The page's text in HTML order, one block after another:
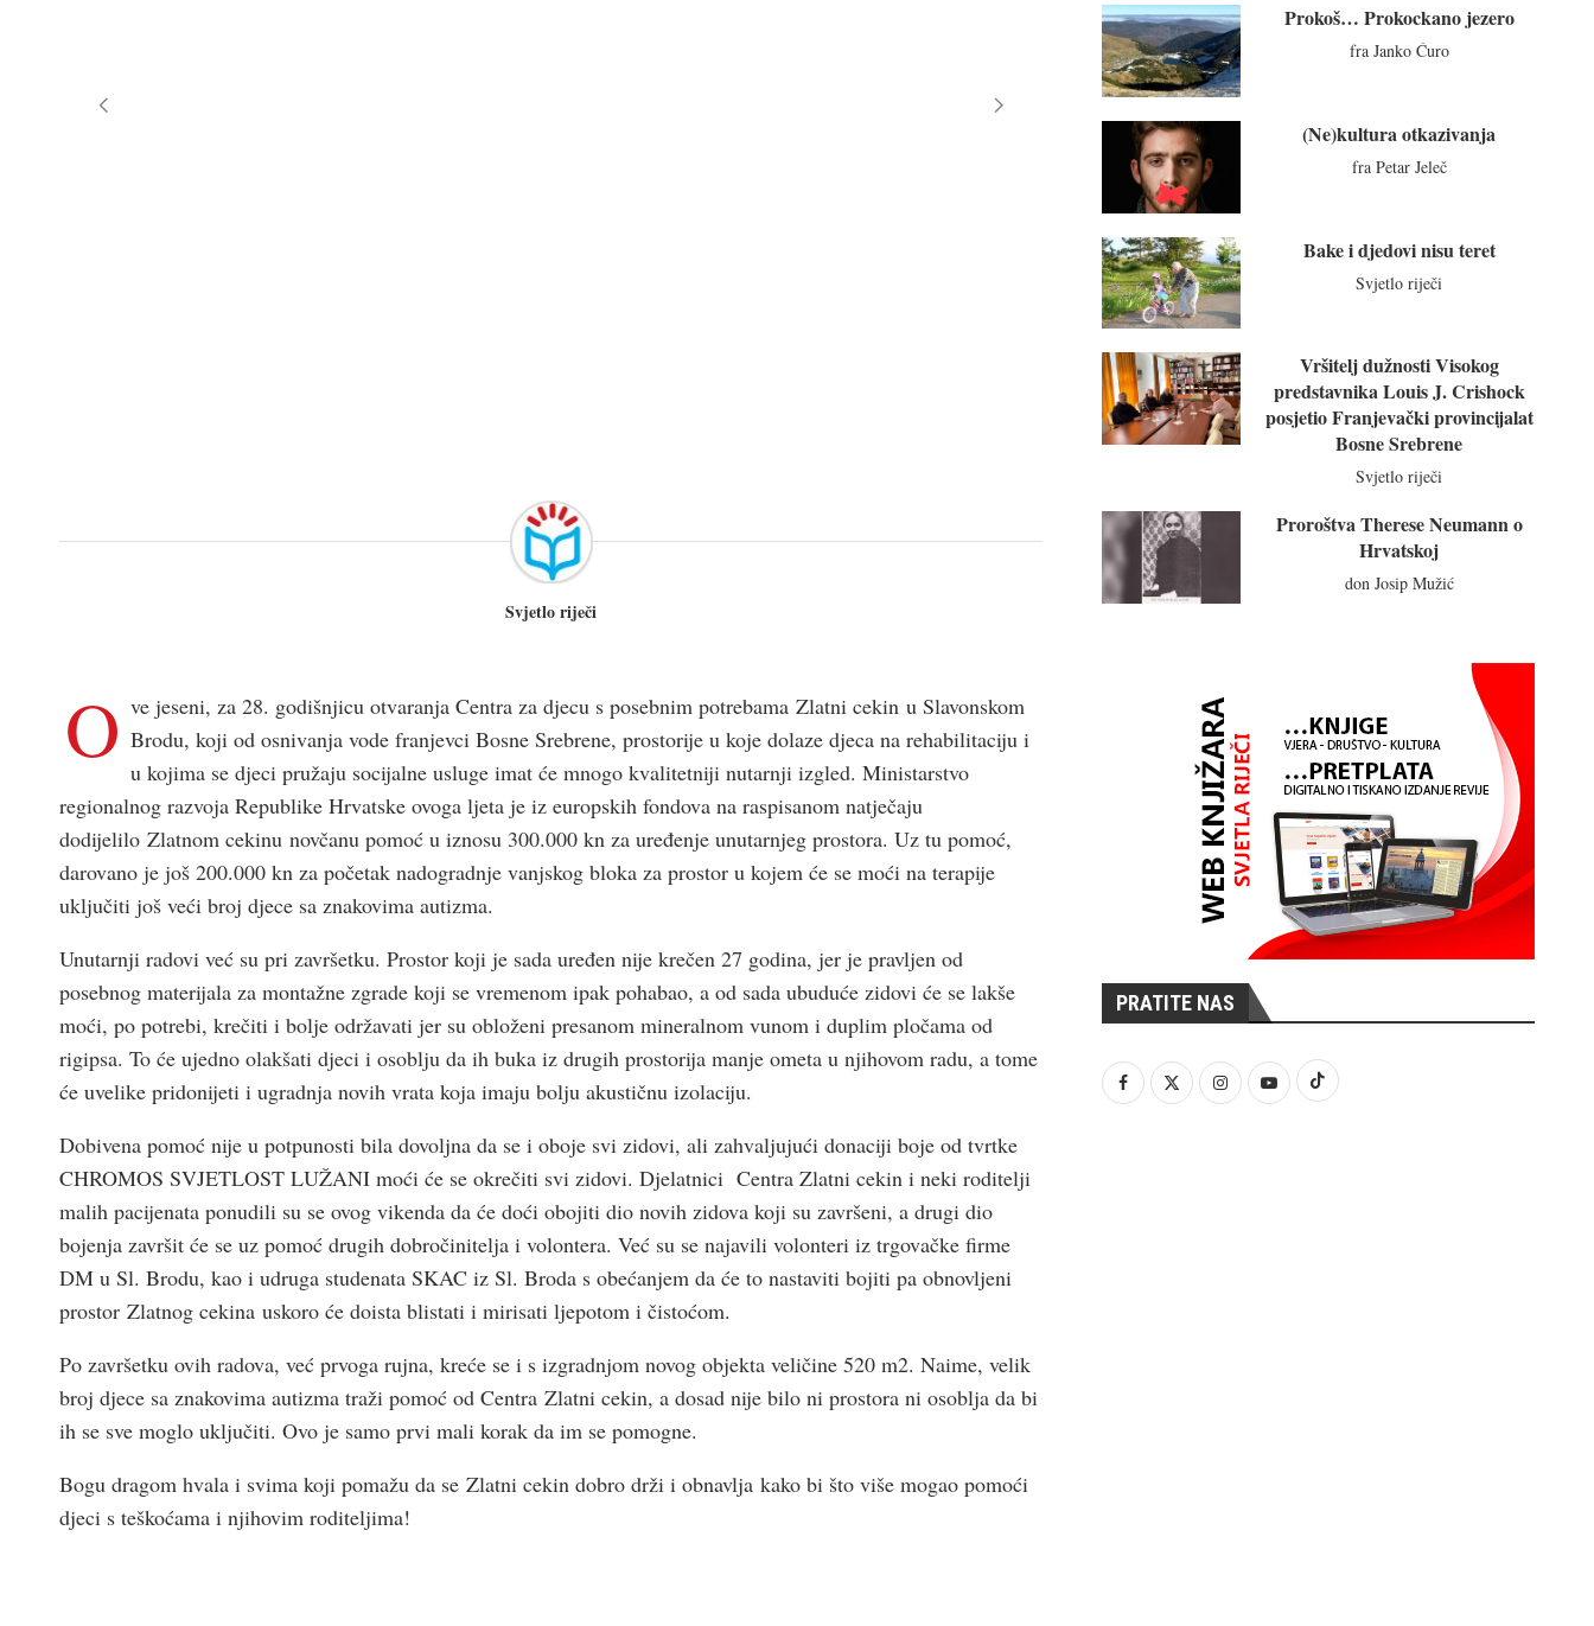
Svjetlo riječi
O ve jeseni, za 28. godišnjicu otvaranja Centra za djecu s posebnim potrebama Zlatni cekin u Slavonskom
Brodu, koji od osnivanja vode franjevci Bosne Srebrene, prostorije u koje dolaze djeca na rehabilitaciju i
u kojima se djeci pružaju socijalne usluge imat će mnogo kvalitetniji nutarnji izgled. Ministarstvo
regionalnog razvoja Republike Hrvatske ovoga ljeta je iz europskih fondova na raspisanom natječaju
dodijelilo Zlatnom cekinu novčanu pomoć u iznosu 300.000 kn za uređenje unutarnjeg prostora. Uz tu pomoć,
darovano je još 200.000 kn za početak nadogradnje vanjskog bloka za prostor u kojem će se moći na terapije
uključiti još veći broj djece sa znakovima autizma.
Unutarnji radovi već su pri završetku. Prostor koji je sada uređen nije krečen 27 godina, jer je pravljen od
posebnog materijala za montažne zgrade koji se vremenom ipak pohabao, a od sada ubuduće zidovi će se lakše
moći, po potrebi, krečiti i bolje održavati jer su obloženi presanom mineralnom vunom i duplim pločama od
rigipsa. To će ujedno olakšati djeci i osoblju da ih buka iz drugih prostorija manje ometa u njihovom radu, a tome
će uvelike pridonijeti i ugradnja novih vrata koja imaju bolju akustičnu izolaciju.
Dobivena pomoć nije u potpunosti bila dovoljna da se i oboje svi zidovi, ali zahvaljujući donaciji boje od tvrtke
CHROMOS SVJETLOST LUŽANI moći će se okrečiti svi zidovi. Djelatnici Centra Zlatni cekin i neki roditelji
malih pacijenata ponudili su se ovog vikenda da će doći obojiti dio novih zidova koji su završeni, a drugi dio
bojenja završit će se uz pomoć drugih dobročinitelja i volontera. Već su se najavili volonteri iz trgovačke firme
DM u Sl. Brodu, kao i udruga studenata SKAC iz Sl. Broda s obećanjem da će to nastaviti bojiti pa obnovljeni
prostor Zlatnog cekina uskoro će doista blistati i mirisati ljepotom i čistoćom.
Po završetku ovih radova, već prvoga rujna, kreće se i s izgradnjom novog objekta veličine 520 m2. Naime, velik
broj djece sa znakovima autizma traži pomoć od Centra Zlatni cekin, a dosad nije bilo ni prostora ni osoblja da bi
ih se sve moglo uključiti. Ovo je samo prvi mali korak da im se pomogne.
Bogu dragom hvala i svima koji pomažu da se Zlatni cekin dobro drži i obnavlja kako bi što više mogao pomoći
djeci s teškoćama i njihovim roditeljima!
Prokoš… Prokockano jezero
fra Janko Ćuro
(Ne)kultura otkazivanja
fra Petar Jeleč
Bake i djedovi nisu teret
Svjetlo riječi
Vršitelj dužnosti Visokog
predstavnika Louis J. Crishock
posjetio Franjevački provincijalat
Bosne Srebrene
Svjetlo riječi
Proroštva Therese Neumann o
Hrvatskoj
don Josip Mužić
PRATITE NAS